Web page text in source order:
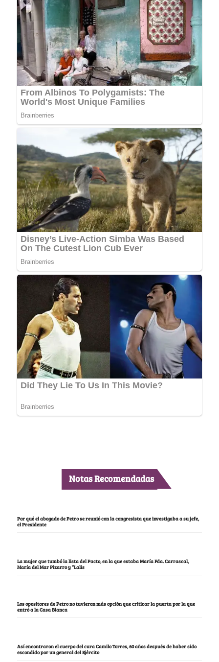
Notas Recomendadas
Por qué el abogado de Petro se reunió con la congresista que investigaba a su jefe,
el Presidente
La mujer que tumbó la lista del Pacto, en la que estaba María Fda. Carrascal,
María del Mar Pizarro y “Lalis
Los opositores de Petro no tuvieron más opción que criticar la puerta por la que
entró a la Casa Blanca
Así encontraron el cuerpo del cura Camilo Torres, 60 años después de haber sido
escondido por un general del Ejército